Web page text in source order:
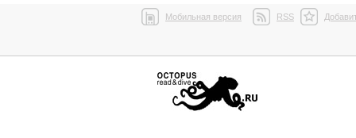
Мобильная версия RSS